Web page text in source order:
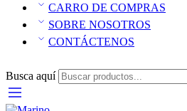
CARRO DE COMPRAS
SOBRE NOSOTROS
CONTÁCTENOS
Busca aquí